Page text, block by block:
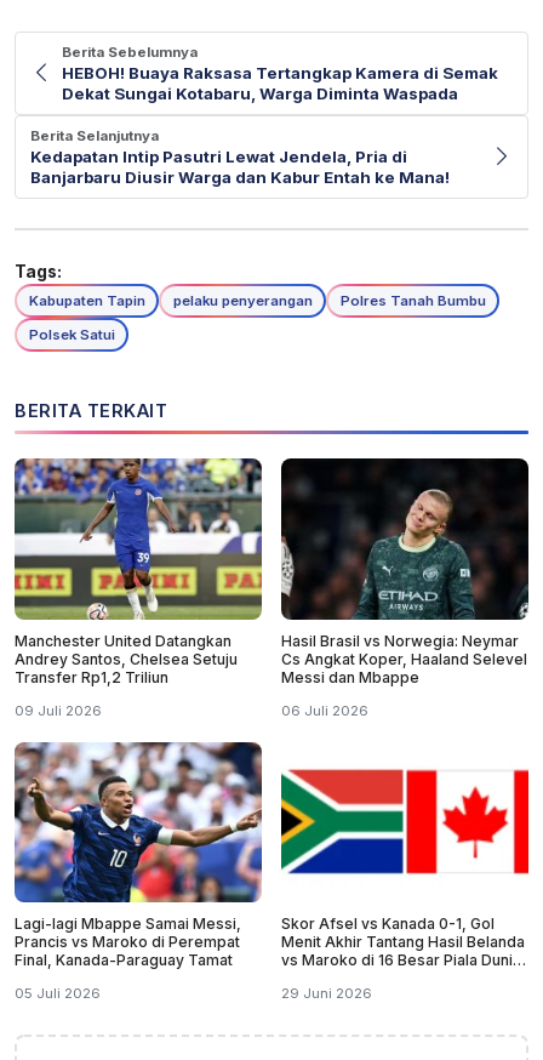
Berita Sebelumnya
HEBOH! Buaya Raksasa Tertangkap Kamera di Semak
Dekat Sungai Kotabaru, Warga Diminta Waspada
Berita Selanjutnya
Kedapatan Intip Pasutri Lewat Jendela, Pria di
Banjarbaru Diusir Warga dan Kabur Entah ke Mana!
Tags:
Kabupaten Tapin pelaku penyerangan
Polres Tanah Bumbu
Polsek Satui
BERITA TERKAIT
Manchester United Datangkan
Andrey Santos, Chelsea Setuju
Transfer Rp1,2 Triliun
09 Juli 2026
Hasil Brasil vs Norwegia: Neymar
Cs Angkat Koper, Haaland Selevel
Messi dan Mbappe
06 Juli 2026
Lagi-lagi Mbappe Samai Messi,
Prancis vs Maroko di Perempat
Final, Kanada-Paraguay Tamat
05 Juli 2026
Skor Afsel vs Kanada 0-1, Gol
Menit Akhir Tantang Hasil Belanda
vs Maroko di 16 Besar Piala Dunia
29 Juni 2026